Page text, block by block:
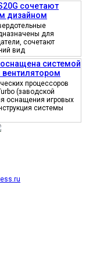
сочетают
дизайном
для
сочетают
вид
оснащена системой
процессоров
(заводской
оснащения игровых
системы